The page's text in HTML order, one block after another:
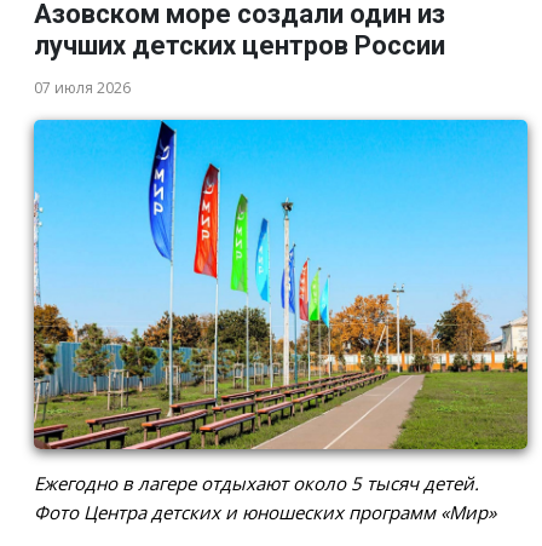
Азовском море создали один из
лучших детских центров России
07 июля 2026
Ежегодно в лагере отдыхают около 5 тысяч детей.
Фото Центра детских и юношеских программ «Мир»